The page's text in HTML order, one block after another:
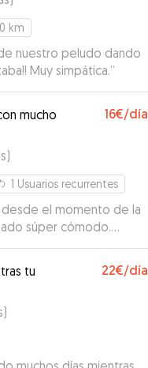
familia.
km
nuestro peludo dando
Muy simpática.”
mucho
16€/día
)
1 Usuarios recurrentes
el momento de la
súper cómodo.
correr y pasarlo
con los que jugar.
con la cuidadora que
de cómo lo estaba
seguro.
tu
22€/día
)